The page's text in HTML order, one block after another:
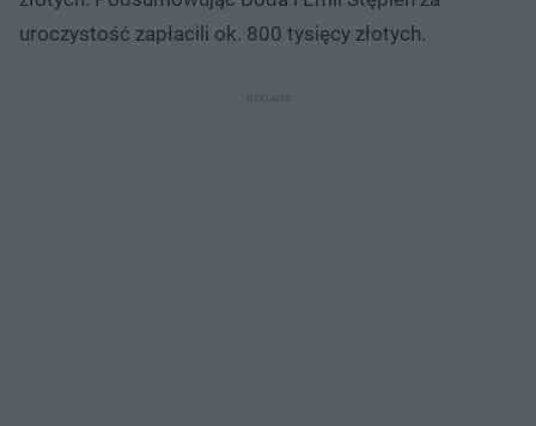
uroczystość zapłacili ok. 800 tysięcy złotych.